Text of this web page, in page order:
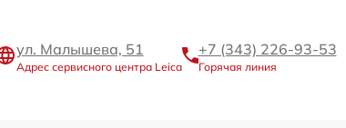
ул. Малышева, 51
Адрес сервисного центра Leica
+7 (343) 226-93-53
Горячая линия